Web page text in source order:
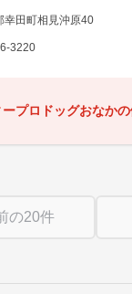
幸田町相見沖原40
3220
ープロドッグおなか
の20件